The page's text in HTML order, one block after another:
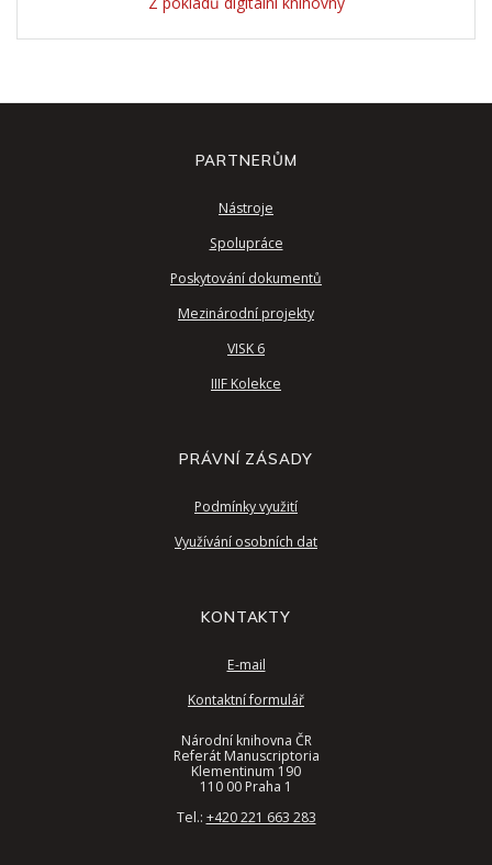
PARTNERŮM
Nástroje
Spolupráce
Poskytování dokumentů
Mezinárodní projekty
VISK 6
IIIF Kolekce
PRÁVNÍ ZÁSADY
Podmínky využití
Využívání osobních dat
KONTAKTY
E-mail
Kontaktní formulář
Národní knihovna ČR
Referát Manuscriptoria
Klementinum 190
110 00 Praha 1
Tel.: +420 221 663 283